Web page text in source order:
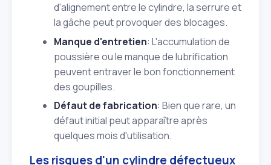
d'alignement entre le cylindre, la serrure et
la gâche peut provoquer des blocages.
Manque d'entretien: L'accumulation de
poussière ou le manque de lubrification
peuvent entraver le bon fonctionnement
des goupilles.
Défaut de fabrication: Bien que rare, un
défaut initial peut apparaître après
quelques mois d'utilisation.
Les risques d'un cylindre défectueux